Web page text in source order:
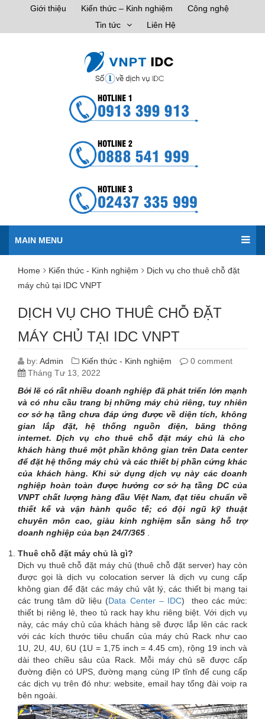
Giới thiệu Kiến thức – Kinh nghiệm
Công nghệ
Tin tức
Liên Hệ
MAIN MENU
Home Kiến thức - Kinh nghiệm
Dịch vụ cho thuê chỗ đặt
máy chủ tại IDC VNPT
DỊCH VỤ CHO THUÊ CHỖ ĐẶT
MÁY CHỦ TẠI IDC VNPT
by: Admin Kiến thức - Kinh nghiệm
0 comment
Tháng Tư 13, 2022
Bởi lẽ có rất nhiều doanh nghiệp đã phát triển lớn mạnh
và có nhu cầu trang bị những máy chủ riêng, tuy nhiên
cơ sở hạ tầng chưa đáp ứng được về diện tích, không
gian lắp đặt, hệ thống nguồn điện, băng thông
internet. Dịch vụ cho thuê chỗ đặt máy chủ là cho
khách hàng thuê một phần không gian trên Data center
để đặt hệ thống máy chủ và các thiết bị phần cứng khác
của khách hàng. Khi sử dụng dịch vụ này các doanh
nghiệp hoàn toàn được hưởng cơ sở hạ tầng DC của
VNPT chất lượng hàng đầu Việt Nam, đạt tiêu chuẩn về
thiết kế và vận hành quốc tế; có đội ngũ kỹ thuật
chuyên môn cao, giàu kinh nghiệm sẵn sàng hỗ trợ
doanh nghiệp của bạn 24/7/365
Thuê chỗ đặt máy chủ là gì?
Dịch vụ thuê chỗ đặt máy chủ (thuê chỗ đặt server) hay còn
được gọi là dịch vụ colocation server là dịch vụ cung cấp
không gian để đặt các máy chủ vật lý, các thiết bị mạng tại
các trung tâm dữ liệu (Data Center – IDC) theo các mức:
thiết bị riêng lẻ, theo tủ rack hay khu riêng biệt. Với dịch vụ
này, các máy chủ của khách hàng sẽ được lắp lên các rack
với các kích thước tiêu chuẩn của máy chủ Rack như cao
1U, 2U, 4U, 6U (1U = 1,75 inch = 4.45 cm), rộng 19 inch và
dài theo chiều sâu của Rack. Mỗi máy chủ sẽ được cấp
đường điện có UPS, đường mạng cùng IP tĩnh để cung cấp
các dịch vụ trên đó như: website, email hay tổng đài voip ra
bên ngoài.